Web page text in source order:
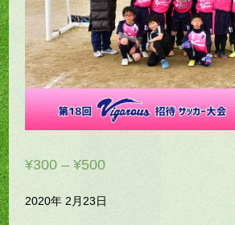
¥300 –¥500
2020年 2月23日